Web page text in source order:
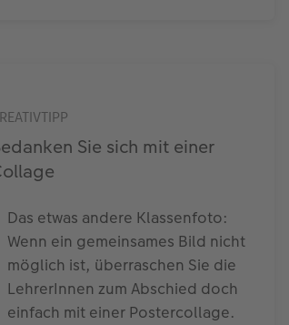
Sie sich mit einer
Das etwas andere Klassenfoto:
Wenn ein gemeinsames Bild nicht
möglich ist, überraschen Sie die
LehrerInnen zum Abschied doch
einfach mit einer Postercollage.